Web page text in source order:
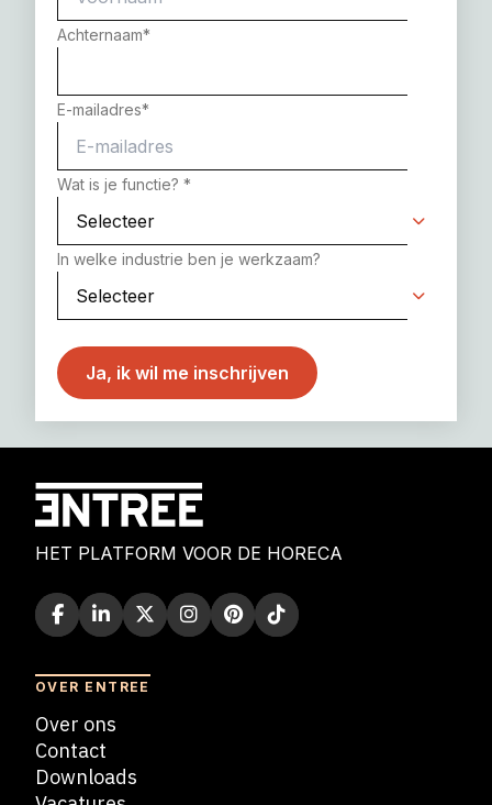
Achternaam*
E-mailadres*
Wat is je functie? *
In welke industrie ben je werkzaam?
HET PLATFORM VOOR DE HORECA
OVER ENTREE
Over ons
Contact
Downloads